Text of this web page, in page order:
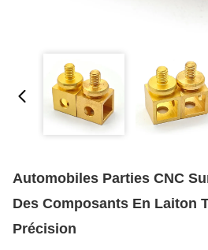
Automobiles Parties CNC
Des Composants En Laiton
Précision